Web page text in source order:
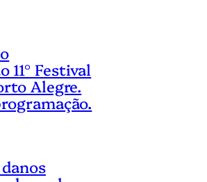
11° Festival
Alegre.